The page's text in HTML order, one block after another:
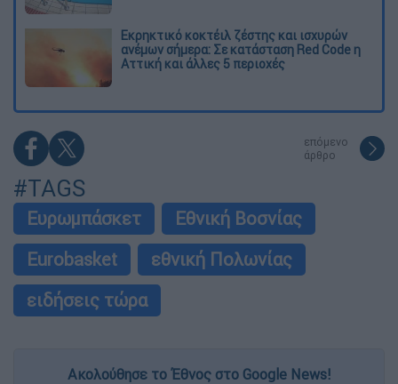
Εκρηκτικό κοκτέιλ ζέστης και ισχυρών
ανέμων σήμερα: Σε κατάσταση Red Code η
Αττική και άλλες 5 περιοχές
επόμενο
άρθρο
#TAGS
Ευρωμπάσκετ
Εθνική Βοσνίας
Eurobasket
εθνική Πολωνίας
ειδήσεις τώρα
Ακολούθησε το Έθνος στο Google News!